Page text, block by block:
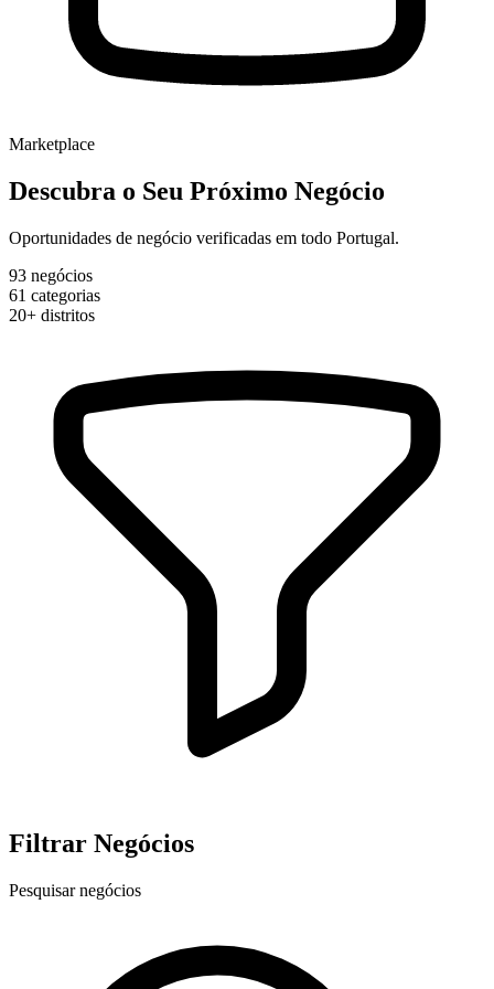
Marketplace
Descubra o Seu Próximo Negócio
Oportunidades de negócio verificadas em todo Portugal.
93 negócios
61 categorias
20+ distritos
Filtrar Negócios
Pesquisar negócios